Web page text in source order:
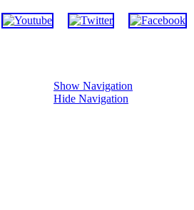
Show Navigation
Hide Navigation